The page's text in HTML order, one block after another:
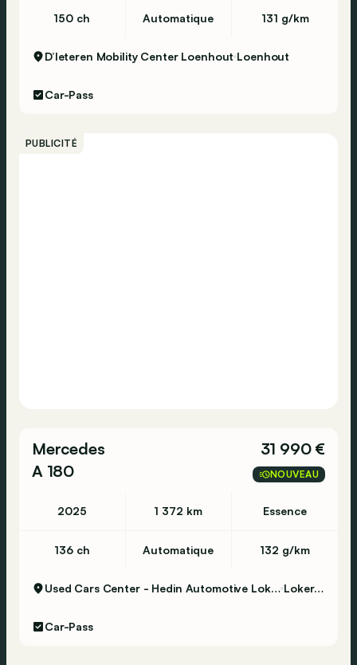
150 ch Automatique 131 g/km
D’Ieteren Mobility Center Loenhout Loenhout
Car-Pass
PUBLICITÉ
Mercedes
A 180
31 990 €
NOUVEAU
2025 1 372 km Essence
136 ch Automatique 132 g/km
Used Cars Center - Hedin Automotive Lokeren Lokeren
Car-Pass